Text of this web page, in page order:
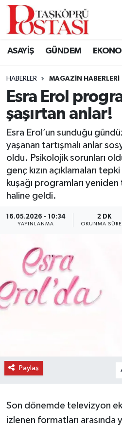
ASAYİŞ GÜNDEM
HABERLER MAGAZIN HABERLERI
Esra Erol
şaşırtan anlar!
Esra Erol’un sunduğu
yaşanan tartışmalı anlar
oldu. Psikolojik sorunları
genç kızın açıklamaları
kuşağı programları
haline geldi.
16.05.2026 - 10:34
YAYINLANMA
2 DK
OKUNMA
Paylaş
Son dönemde televizyon
izlenen formatları arasında
Kastamonu Vefat
Araç Haberleri
Azdavay Haberleri
Bozkurt Haberleri
Çatalzeytin Haberleri
Devrekani Haberleri
Doğanyurt Haberleri
Hanönü Haberleri
Merkez Haberleri